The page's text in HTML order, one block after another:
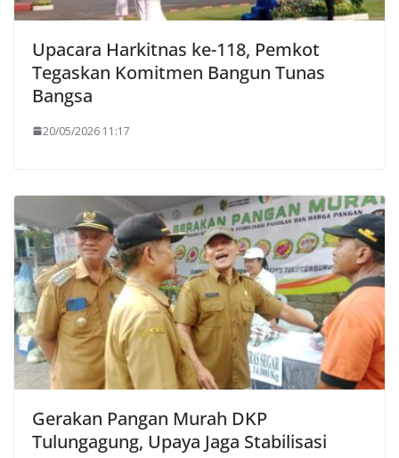
Upacara Harkitnas ke-118, Pemkot
Tegaskan Komitmen Bangun Tunas
Bangsa
20/05/2026 11:17
Gerakan Pangan Murah DKP
Tulungagung, Upaya Jaga Stabilisasi